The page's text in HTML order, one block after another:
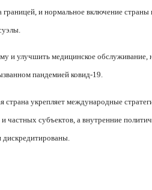
границей, и нормальное включение
и улучшить медицинское обслуживание,
пандемией ковид-19.
укрепляет международные
частных субъектов, а внутренние